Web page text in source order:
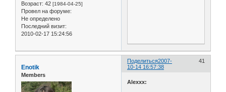
Возраст: 42 [1984-04-25]
Провел на форуме:
Не определено
Последний визит:
2010-02-17 15:24:56
Поделиться 41
2007-
10-14 16:57:38
Enotik
Members
Alexxx: